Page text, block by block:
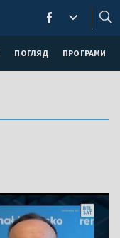
ПОГЛЯД ПРОГРАМИ